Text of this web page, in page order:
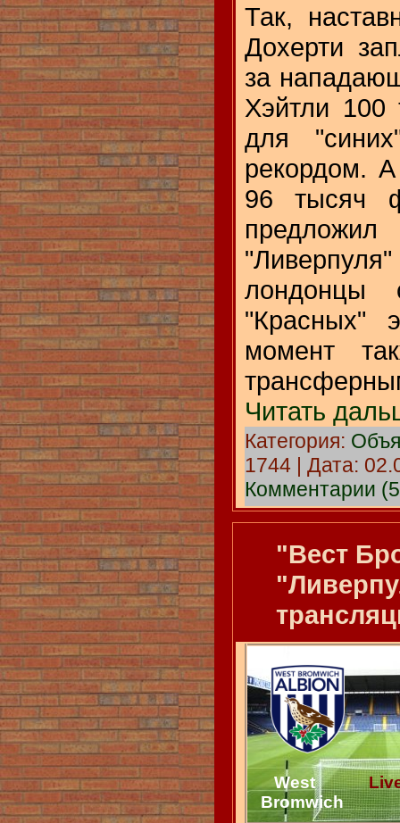
Так,
Дохерти
за
Хэйтли 100
для
рекордом.
96 тысяч
лондонцы
"Красных"
момент
Читать
Категория:
1744 | Дата:
Комментарии
"Вест
West
Bromwich